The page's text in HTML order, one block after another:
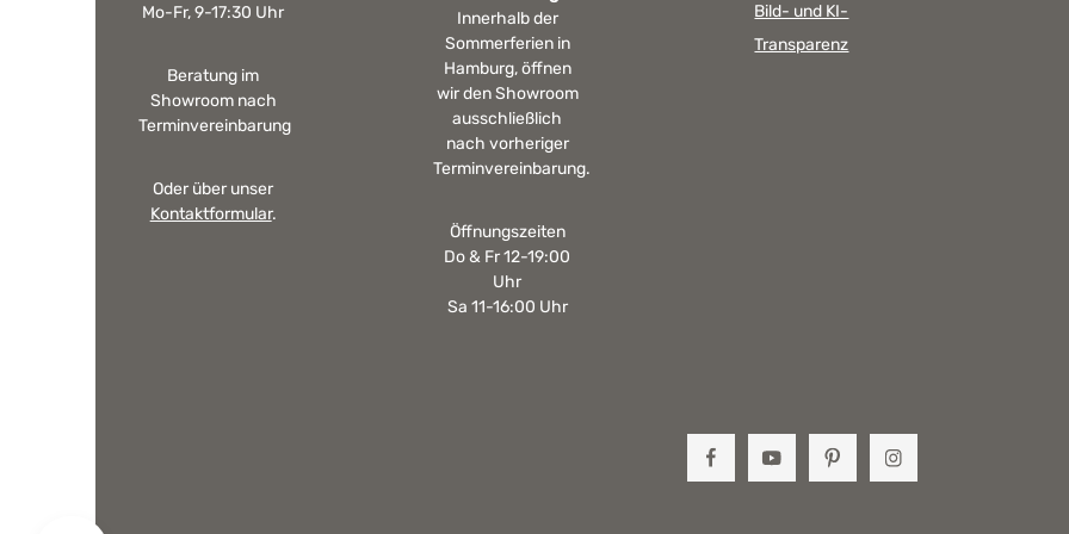
Mo-Fr, 9-17:30 Uhr
Beratung im
Showroom nach
Terminvereinbarung
Oder über unser
Kontaktformular.
Innerhalb der
Sommerferien in
Hamburg, öffnen
wir den Showroom
ausschließlich
nach vorheriger
Terminvereinbarung.
Öffnungszeiten
Do & Fr 12-19:00
Uhr
Sa 11-16:00 Uhr
Bild- und KI-
Transparenz